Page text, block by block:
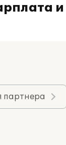
и
партнера